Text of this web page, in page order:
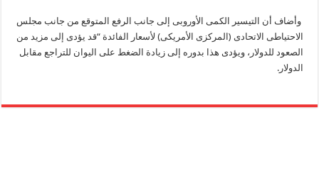
وأضاف أن التيسير الكمى الأوروبى إلى جانب الرفع المتوقع من جانب مجلس
الاحتياطى الاتحادى (المركزى الأمريكى) لأسعار الفائدة “قد يؤدى إلى مزيد من
الصعود للدولار، ويؤدى هذا بدوره إلى زيادة الضغط على اليوان للتراجع مقابل
الدولار.